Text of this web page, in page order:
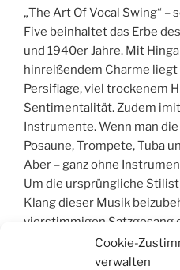
Cookie-
verwalten
„The Art Of Vocal Swing“ –
Five beinhaltet das Erbe
und 1940er Jahre. Mit
hinreißendem Charme
Persiflage, viel trockenem
Sentimentalität. Zudem
Instrumente. Wenn man
Posaune, Trompete, Tuba
Aber – ganz ohne
Um die ursprüngliche
Klang dieser Musik
vierstimmigen Satzgesang